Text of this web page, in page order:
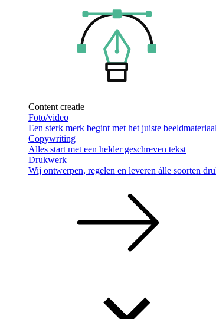
Content creatie
Foto/video
Een sterk merk begint met het juiste beeldmateriaal
Copywriting
Alles start met een helder geschreven tekst
Drukwerk
Wij ontwerpen, regelen en leveren álle soorten